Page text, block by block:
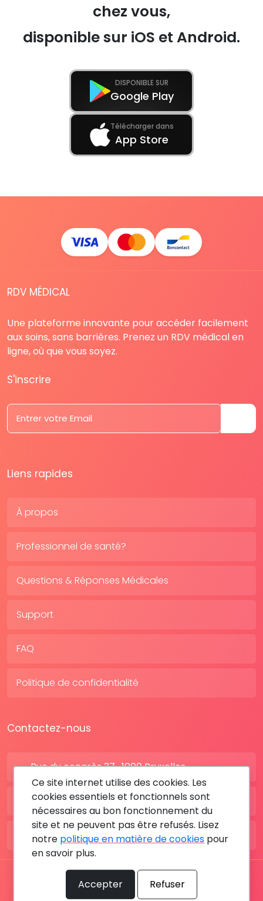
chez vous,
disponible sur iOS et Android.
DISPONIBLE SUR
Google Play
Télécharger dans
App Store
RDV MÉDICAL
Une plateforme innovante pour accéder facilement
aux soins, sans barrières. Prenez un RDV médical en
ligne, où que vous soyez.
S'inscrire
Liens rapides
À propos
Professionnel de santé?
Questions & Réponses Médicales
Support
FAQ
Politique de confidentialité
Contactez-nous
Rue du congrès 37 , 1000 Bruxelles
BE: +32 28080227
FR: +33 183642895
Tous les droits sont réservés © 2026 RDV MÉDICAL By
MediaSatCom
Ce site internet utilise des cookies. Les
cookies essentiels et fonctionnels sont
nécessaires au bon fonctionnement du
site et ne peuvent pas être refusés. Lisez
notre politique en matière de cookies pour
en savoir plus.
Accepter Refuser